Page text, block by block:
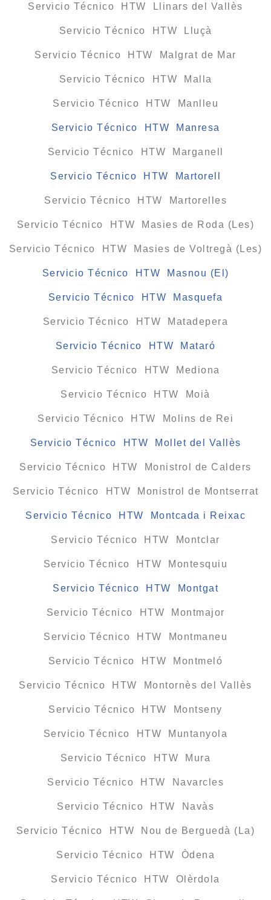
Servicio Técnico HTW Llinars del Vallès
Servicio Técnico HTW Lluçà
Servicio Técnico HTW Malgrat de Mar
Servicio Técnico HTW Malla
Servicio Técnico HTW Manlleu
Servicio Técnico HTW Manresa
Servicio Técnico HTW Marganell
Servicio Técnico HTW Martorell
Servicio Técnico HTW Martorelles
Servicio Técnico HTW Masies de Roda (Les)
Servicio Técnico HTW Masies de Voltregà (Les)
Servicio Técnico HTW Masnou (El)
Servicio Técnico HTW Masquefa
Servicio Técnico HTW Matadepera
Servicio Técnico HTW Mataró
Servicio Técnico HTW Mediona
Servicio Técnico HTW Moià
Servicio Técnico HTW Molins de Rei
Servicio Técnico HTW Mollet del Vallès
Servicio Técnico HTW Monistrol de Calders
Servicio Técnico HTW Monistrol de Montserrat
Servicio Técnico HTW Montcada i Reixac
Servicio Técnico HTW Montclar
Servicio Técnico HTW Montesquiu
Servicio Técnico HTW Montgat
Servicio Técnico HTW Montmajor
Servicio Técnico HTW Montmaneu
Servicio Técnico HTW Montmeló
Servicio Técnico HTW Montornès del Vallès
Servicio Técnico HTW Montseny
Servicio Técnico HTW Muntanyola
Servicio Técnico HTW Mura
Servicio Técnico HTW Navarcles
Servicio Técnico HTW Navàs
Servicio Técnico HTW Nou de Berguedà (La)
Servicio Técnico HTW Òdena
Servicio Técnico HTW Olèrdola